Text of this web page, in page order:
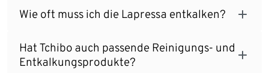
Wie oft muss ich die Lapressa entkalken?
Hat Tchibo auch passende Reinigungs- und
Entkalkungsprodukte?